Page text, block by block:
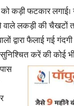
कड़ी फटकार
वाले लकड़ी की
द्वारा फैलाई गई
करें की कोई